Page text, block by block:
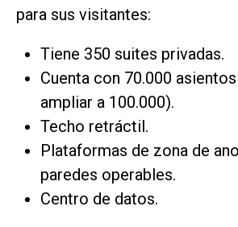
para sus visitantes:
Tiene 350 suites privadas.
Cuenta con 70.000
ampliar a 100.000).
Techo retráctil.
Plataformas de zona de
paredes operables.
Centro de datos.